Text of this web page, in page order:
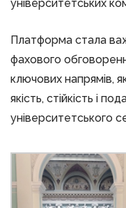
університетських
Платформа стала
фахового
ключових напрямів,
якість, стійкість і
університетського